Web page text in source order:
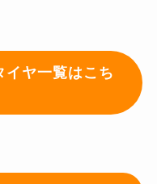
イヤ一覧はこち